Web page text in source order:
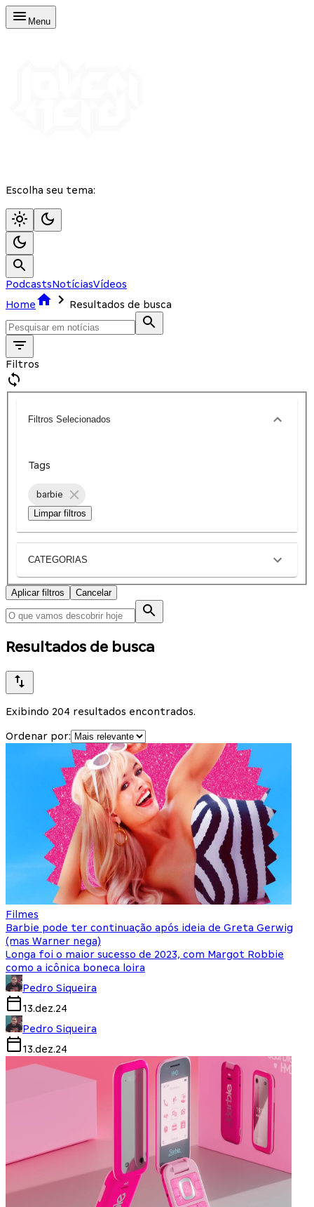
Menu
Escolha seu tema:
PodcastsNotíciasVídeos
Home
Resultados de busca
Filtros
Filtros Selecionados
Tags
barbie
Limpar filtros
CATEGORIAS
Aplicar filtros Cancelar
Resultados de busca
Exibindo 204 resultados encontrados.
Ordenar por:
Filmes
Barbie pode ter continuação após ideia de Greta Gerwig
(mas Warner nega)
Longa foi o maior sucesso de 2023, com Margot Robbie
como a icônica boneca loira
Pedro Siqueira
13.dez.24
Pedro Siqueira
13.dez.24